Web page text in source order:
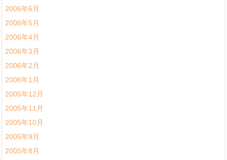
2006年6月
2006年5月
2006年4月
2006年3月
2006年2月
2006年1月
2005年12月
2005年11月
2005年10月
2005年9月
2005年8月